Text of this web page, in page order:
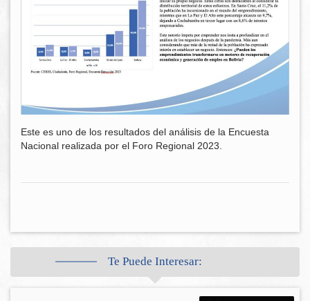
Este es uno de los resultados del análisis de la Encuesta
Nacional realizada por el Foro Regional 2023.
Te Puede Interesar: